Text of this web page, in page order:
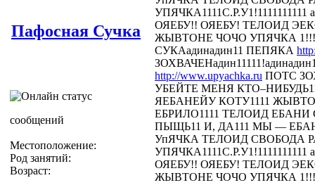
Пафосная Сучка
сообщений
Местоположение:
Род занятий:
Возраст:
УПЯЧКА1111С.Р.У1!1111111111
ОЯЕБУ!! ОЯЕБУ! ТЕЛОИД
ЖЫВТОНЕ ЧОЧО УПЯЧКА
СУКАадинадин11 ПЕПЯКА
http://www.upyachka.ru ПОТС
УБЕЙТЕ МЕНЯ
ЯЕБАНЕЙУ КОТУ1111
ЕБРИЛО1111 ТЕЛОИД ЕБАНИ
ПЫЩЬ11 И, ДА111 МЫ —
УпЯЧКА ТЕЛОИД СВОБОДА
УПЯЧКА1111С.Р.У1!1111111111
ОЯЕБУ!! ОЯЕБУ! ТЕЛОИД
ЖЫВТОНЕ ЧОЧО УПЯЧКА